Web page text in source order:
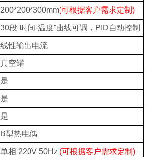
200*200*300mm(可根据客户需求定制)
30段“时间-温度”曲线可调，PID自动控制
线性输出电流
真空罐
是
是
是
B型热电偶
单相 220V 50Hz (可根据客户需求定制)